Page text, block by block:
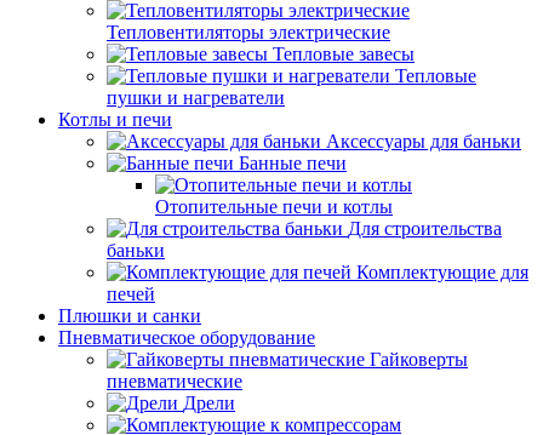
Тепловентиляторы электрические
Тепловые завесы
Тепловые
пушки и нагреватели
Котлы и печи
Аксессуары для баньки
Банные печи
Отопительные печи и котлы
Для строительства
баньки
Комплектующие для
печей
Плюшки и санки
Пневматическое оборудование
Гайковерты
пневматические
Дрели